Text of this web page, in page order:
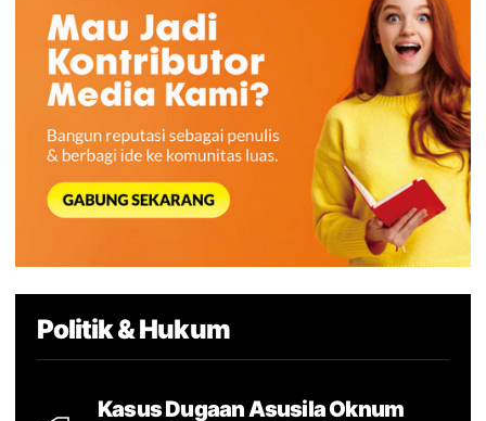
Politik & Hukum
Kasus Dugaan Asusila Oknum